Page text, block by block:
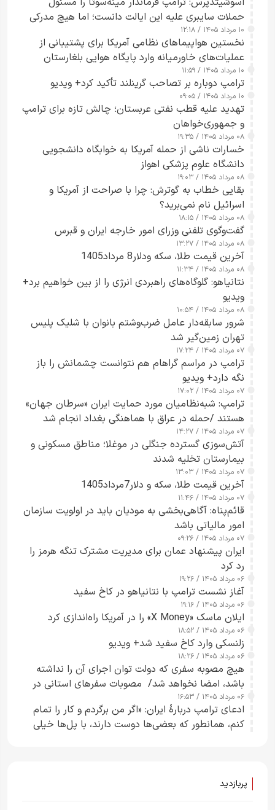
حملات سایبری علیه این ایالت دانست؛ اما هیچ مدرکی
ارائه نکرد
۱۰ مرداد ۱۴۰۵ / ۱۲:۱۸
نخستین هواپیماهای نظامی آمریکا برای پشتیبانی از
عملیات‌های خاورمیانه وارد پایگاه هوایی بلغارستان
شدند
۱۰ مرداد ۱۴۰۵ / ۱۱:۵۹
ترامپ دوباره بر تصاحب گرینلند تأکید کرد+ ویدیو
۱۰ مرداد ۱۴۰۵ / ۰۹:۰۵
تهدید علیه قطب نفتی عربستان؛ چالش تازه برای ترامپ
و جمهوری‌خواهان
۰۸ مرداد ۱۴۰۵ / ۱۹:۳۵
خسارات ناشی از حمله آمریکا به خوابگاه دانشجویی
دانشگاه علوم پزشکی اهواز
۰۸ مرداد ۱۴۰۵ / ۱۹:۰۳
بقایی خطاب به گوترش: چرا با صراحت از آمریکا و
اسرائیل نام نمی‌برید؟
۰۸ مرداد ۱۴۰۵ / ۱۸:۱۵
گفت‌وگوی تلفنی وزرای امور خارجه ایران و قبرس
۰۸ مرداد ۱۴۰۵ / ۱۳:۲۷
آخرین قیمت طلا، سکه ودلار8 مرداد1405
۰۸ مرداد ۱۴۰۵ / ۱۱:۳۴
نتانیاهو: گلوگاه‌های راهبردی انرژی را از بین خواهیم برد+
ویدیو
۰۸ مرداد ۱۴۰۵ / ۱۰:۵۴
شرور سابقه‌دار عامل ضرب‌وشتم بانوان با شلیک پلیس
تهران زمین‌گیر شد
۰۷ مرداد ۱۴۰۵ / ۱۷:۲۴
ترامپ در مراسم گراهام هم نتوانست چشمانش را باز
نگه دارد+ ویدیو
۰۷ مرداد ۱۴۰۵ / ۱۷:۰۲
ترامپ: شبه‌نظامیان مورد حمایت ایران «سرطان جهان»
هستند /حمله در عراق با هماهنگی بغداد انجام شد
۰۷ مرداد ۱۴۰۵ / ۱۴:۲۷
آتش‌سوزی گسترده جنگلی در موغلا؛ مناطق مسکونی و
بیمارستان تخلیه شدند
۰۷ مرداد ۱۴۰۵ / ۱۳:۰۳
آخرین قیمت طلا، سکه و دلار7مرداد1405
۰۷ مرداد ۱۴۰۵ / ۱۱:۴۶
قائم‌پناه: آگاهی‌بخشی به مودیان باید در اولویت سازمان
امور مالیاتی باشد
۰۷ مرداد ۱۴۰۵ / ۰۹:۲۶
ایران پیشنهاد عمان برای مدیریت مشترک تنگه هرمز را
رد کرد
۰۶ مرداد ۱۴۰۵ / ۱۹:۲۶
آغاز نشست ترامپ با نتانیاهو در کاخ سفید
۰۶ مرداد ۱۴۰۵ / ۱۹:۱۶
ایلان ماسک «X Money» را در آمریکا راه‌اندازی کرد
۰۶ مرداد ۱۴۰۵ / ۱۸:۵۲
زلنسکی وارد کاخ سفید شد+ ویدیو
۰۶ مرداد ۱۴۰۵ / ۱۸:۲۶
هیچ مصوبه سفری که دولت توان اجرای آن را نداشته
باشد، امضا نخواهد شد/ مصوبات سفرهای استانی در
چارچوب قانون بودجه است+ عکس
۰۶ مرداد ۱۴۰۵ / ۱۶:۵۳
ادعای ترامپ دربارهٔ ایران: «اگر من برگردم و کار را تمام
کنم، همانطور که بعضی‌ها دوست دارند، با پل‌ها خیلی
پربازدید